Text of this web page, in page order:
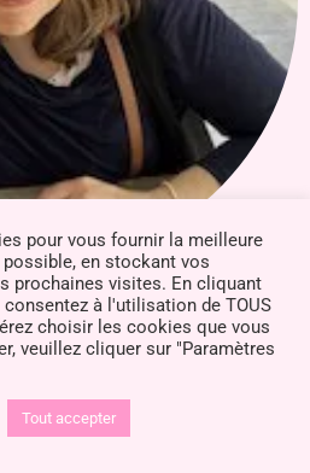
L. Valor
pour vous fournir la meilleure
en stockant vos
prochaines visites. En cliquant
consentez à l'utilisation de TOUS
choisir les cookies que vous
veuillez cliquer sur "Paramètres
Tout accepter